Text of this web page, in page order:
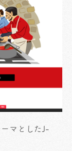
マとしたJ-